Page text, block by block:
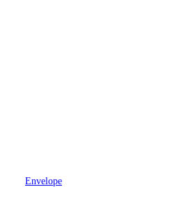
Envelope